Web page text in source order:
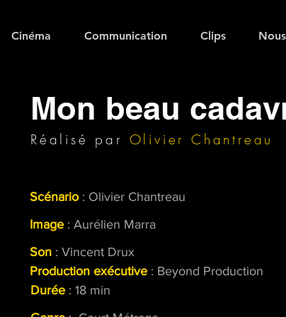
Cinéma Communication Clips
Mon beau
Réalisé par Olivier Chantreau
Scénario : Olivier Chantreau
Image : Aurélien Marra
Son : Vincent Drux
Production exécutive : Beyond Production
Durée : 18 min